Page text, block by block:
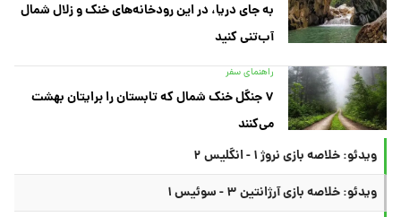
به جای دریا، در این رودخانه‌های خنک و زلال شمال
آب‌تنی کنید
راهنمای سفر
۷ جنگل خنک شمال که تابستان را برایتان بهشت
می‌کنند
ویدئو: خلاصه بازی نروژ ۱ - انگلیس ۲
ویدئو: خلاصه بازی آرژانتین ۳ - سوئیس ۱